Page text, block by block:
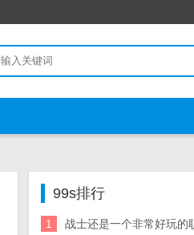
99s排行
1 战士还是一个非常好玩的